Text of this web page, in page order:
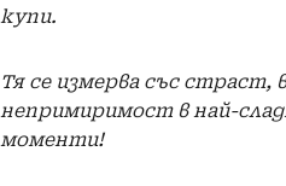
купи.
Тя се измерва със страст,
непримиримост в най-
моменти!